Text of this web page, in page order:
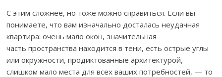
С этим сложнее, но тоже можно справиться. Если вы
понимаете, что вам изначально досталась неудачная
квартира: очень мало окон, значительная
часть пространства находится в тени, есть острые углы
или окружности, продиктованные архитектурой,
слишком мало места для всех ваших потребностей, — то